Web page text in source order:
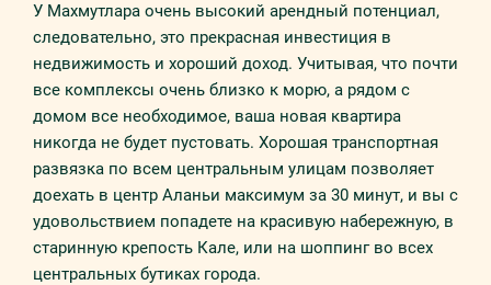
У Махмутлара очень высокий арендный потенциал,
следовательно, это прекрасная инвестиция в
недвижимость и хороший доход. Учитывая, что почти
все комплексы очень близко к морю, а рядом с
домом все необходимое, ваша новая квартира
никогда не будет пустовать. Хорошая транспортная
развязка по всем центральным улицам позволяет
доехать в центр Аланьи максимум за 30 минут, и вы с
удовольствием попадете на красивую набережную, в
старинную крепость Кале, или на шоппинг во всех
центральных бутиках города.